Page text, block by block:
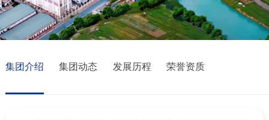
集团介绍 集团动态 发展历程 荣誉资质